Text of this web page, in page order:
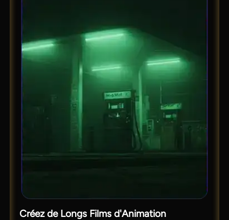
Créez de Longs Films d'Animation